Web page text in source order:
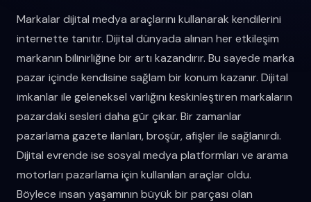
Markalar dijital medya araçlarını kullanarak kendilerini
internette tanıtır. Dijital dünyada alınan her etkileşim
markanın bilinirliğine bir artı kazandırır. Bu sayede marka
pazar içinde kendisine sağlam bir konum kazanır. Dijital
imkanlar ile geleneksel varlığını keskinleştiren markaların
pazardaki sesleri daha gür çıkar. Bir zamanlar
pazarlama gazete ilanları, broşür, afişler ile sağlanırdı.
Dijital evrende ise sosyal medya platformları ve arama
motorları pazarlama için kullanılan araçlar oldu.
Böylece insan yaşamının büyük bir parçası olan